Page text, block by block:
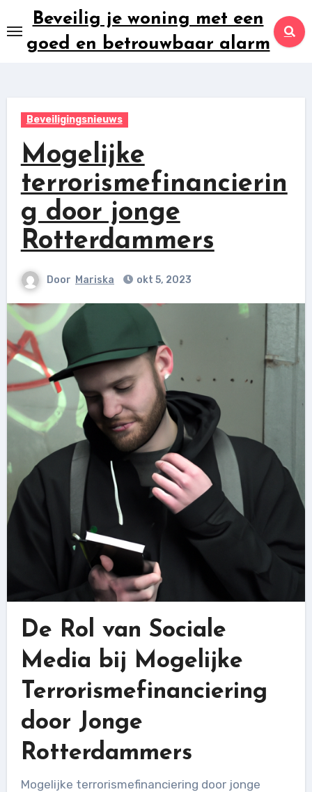
naar
inhoud
Beveilig je woning met een
goed en betrouwbaar alarm
Beveiligingsnieuws
Mogelijke
terrorismefinancierin
g door jonge
Rotterdammers
Door Mariska okt 5, 2023
De Rol van Sociale
Media bij Mogelijke
Terrorismefinanciering
door Jonge
Rotterdammers
Mogelijke terrorismefinanciering door jonge